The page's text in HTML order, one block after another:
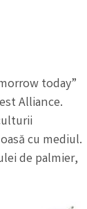
today”
Alliance.
cu mediul.
de palmier,